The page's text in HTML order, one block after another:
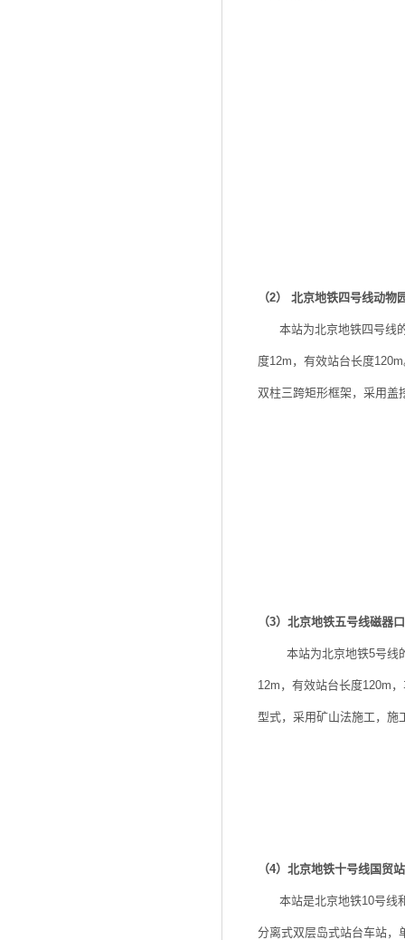
（2） 北京地铁四号线动物
本站为北京地铁四号线的
度12m，有效站台长度
双柱三跨矩形框架，采用
（3）北京地铁五号线磁器
本站为北京地铁5号线的
12m，有效站台长度120m
型式，采用矿山法施工，施
（4）北京地铁十号线国贸站
本站是北京地铁10号线和
分离式双层岛式站台车站，